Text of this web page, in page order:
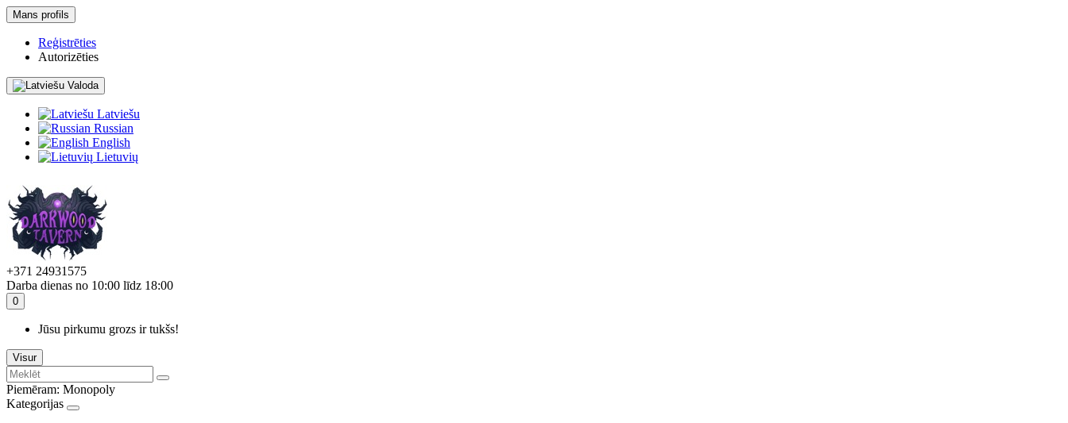
Mans profils
Reģistrēties
Autorizēties
Valoda
Latviešu
Russian
English
Lietuvių
+371 24931575
Darba dienas no 10:00 līdz 18:00
0
Jūsu pirkumu grozs ir tukšs!
Visur
Piemēram: Monopoly
Kategorijas